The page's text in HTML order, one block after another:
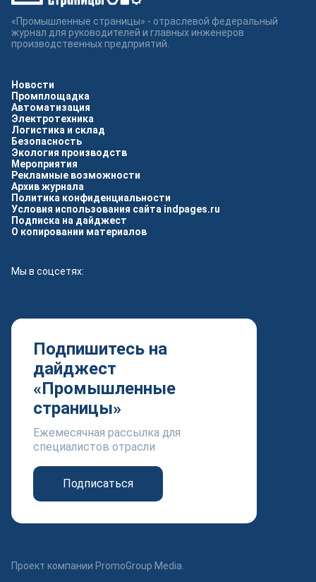
Новости
Промплощадка
Автоматизация
Электротехника
Логистика и склад
Безопасность
Экология производств
Мероприятия
Рекламные возможности
Архив журнала
Политика конфиденциальности
Условия использования сайта indpages.ru
Подписка на дайджест
О копировании материалов
Мы в соцсетях:
Подпишитесь на
дайджест
«Промышленные
страницы»
Ежемесячная рассылка для
специалистов отрасли
Подписаться
«Промышленные страницы» - отраслевой федеральный
журнал для руководителей и главных инженеров
производственных предприятий.
Проект компании PromoGroup Media.